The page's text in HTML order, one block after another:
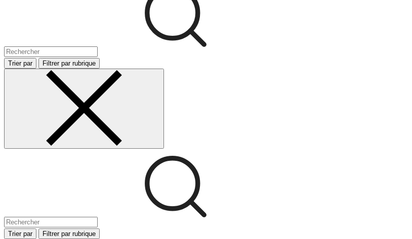
Trier par Filtrer par rubrique
Trier par Filtrer par rubrique